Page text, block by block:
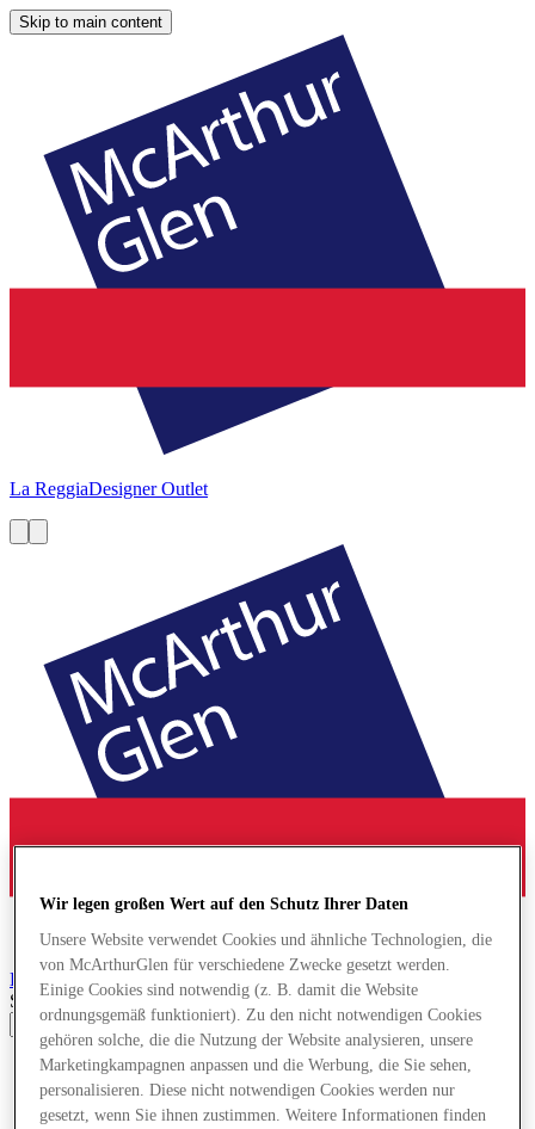
Skip to main content
La ReggiaDesigner Outlet
La Reggia
Designer Outlet
Search input
Geschäfte
Angebote
Planen Sie Ihren Besuch
Wir legen großen Wert auf den Schutz Ihrer Daten
Unsere Website verwendet Cookies und ähnliche Technologien, die
von McArthurGlen für verschiedene Zwecke gesetzt werden.
Einige Cookies sind notwendig (z. B. damit die Website
ordnungsgemäß funktioniert). Zu den nicht notwendigen Cookies
gehören solche, die die Nutzung der Website analysieren, unsere
Marketingkampagnen anpassen und die Werbung, die Sie sehen,
personalisieren. Diese nicht notwendigen Cookies werden nur
gesetzt, wenn Sie ihnen zustimmen. Weitere Informationen finden